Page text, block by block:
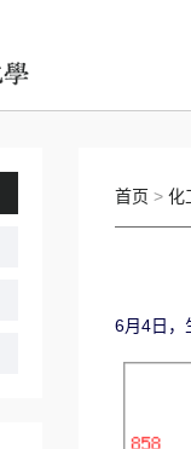
首页 > 化
6月4日，